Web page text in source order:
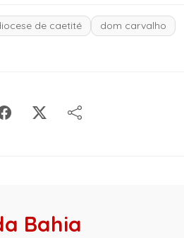
de caetité
dom carvalho
Bahia